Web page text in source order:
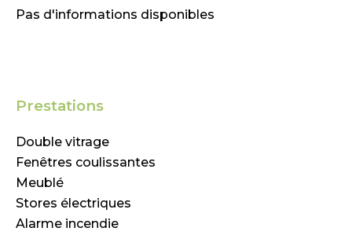
Pas d'informations disponibles
Prestations
Double vitrage
Fenêtres coulissantes
Meublé
Stores électriques
Alarme incendie